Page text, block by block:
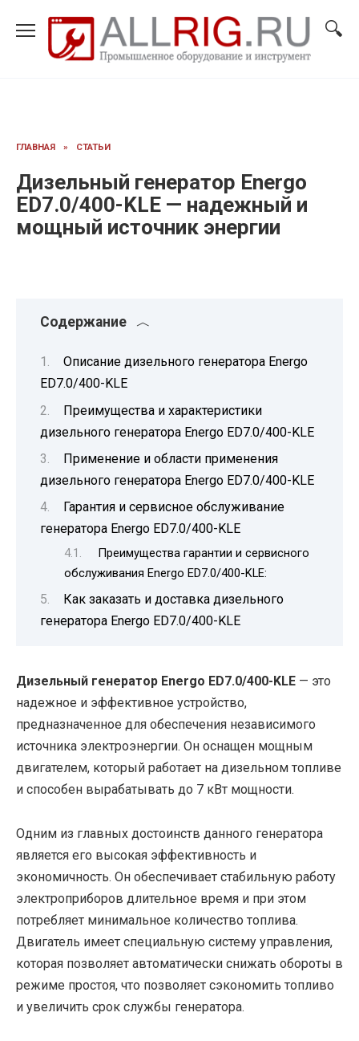
содержанию
ГЛАВНАЯ » СТАТЬИ
Дизельный генератор Energo
ED7.0/400-KLE — надежный и
мощный источник энергии
Содержание
Описание дизельного генератора Energo
ED7.0/400-KLE
Преимущества и характеристики
дизельного генератора Energo ED7.0/400-KLE
Применение и области применения
дизельного генератора Energo ED7.0/400-KLE
Гарантия и сервисное обслуживание
генератора Energo ED7.0/400-KLE
Преимущества гарантии и сервисного
обслуживания Energo ED7.0/400-KLE:
Как заказать и доставка дизельного
генератора Energo ED7.0/400-KLE
Дизельный генератор Energo ED7.0/400-KLE — это
надежное и эффективное устройство,
предназначенное для обеспечения независимого
источника электроэнергии. Он оснащен мощным
двигателем, который работает на дизельном топливе
и способен вырабатывать до 7 кВт мощности.
Одним из главных достоинств данного генератора
является его высокая эффективность и
экономичность. Он обеспечивает стабильную работу
электроприборов длительное время и при этом
потребляет минимальное количество топлива.
Двигатель имеет специальную систему управления,
которая позволяет автоматически снижать обороты в
режиме простоя, что позволяет сэкономить топливо
и увеличить срок службы генератора.